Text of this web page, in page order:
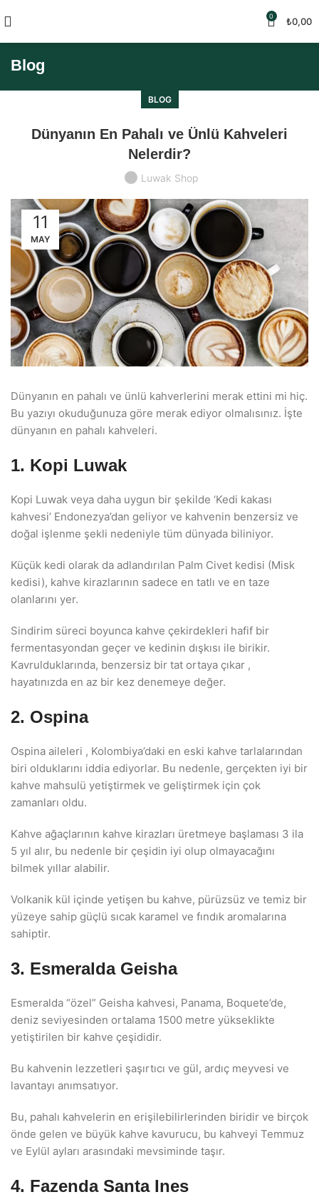
0 ₺0,00
Blog
BLOG
Dünyanın En Pahalı ve Ünlü Kahveleri
Nelerdir?
Luwak Shop
11
MAY
Dünyanın en pahalı ve ünlü kahverlerini merak ettini mi hiç.
Bu yazıyı okuduğunuza göre merak ediyor olmalısınız. İşte
dünyanın en pahalı kahveleri.
1. Kopi Luwak
Kopi Luwak veya daha uygun bir şekilde ‘Kedi kakası
kahvesi’ Endonezya’dan geliyor ve kahvenin benzersiz ve
doğal işlenme şekli nedeniyle tüm dünyada biliniyor.
Küçük kedi olarak da adlandırılan Palm Civet kedisi (Misk
kedisi), kahve kirazlarının sadece en tatlı ve en taze
olanlarını yer.
Sindirim süreci boyunca kahve çekirdekleri hafif bir
fermentasyondan geçer ve kedinin dışkısı ile birikir.
Kavrulduklarında, benzersiz bir tat ortaya çıkar ,
hayatınızda en az bir kez denemeye değer.
2. Ospina
Ospina aileleri , Kolombiya’daki en eski kahve tarlalarından
biri olduklarını iddia ediyorlar. Bu nedenle, gerçekten iyi bir
kahve mahsulü yetiştirmek ve geliştirmek için çok
zamanları oldu.
Kahve ağaçlarının kahve kirazları üretmeye başlaması 3 ila
5 yıl alır, bu nedenle bir çeşidin iyi olup olmayacağını
bilmek yıllar alabilir.
Volkanik kül içinde yetişen bu kahve, pürüzsüz ve temiz bir
yüzeye sahip güçlü sıcak karamel ve fındık aromalarına
sahiptir.
3. Esmeralda Geisha
Esmeralda “özel” Geisha kahvesi, Panama, Boquete’de,
deniz seviyesinden ortalama 1500 metre yükseklikte
yetiştirilen bir kahve çeşididir.
Bu kahvenin lezzetleri şaşırtıcı ve gül, ardıç meyvesi ve
lavantayı anımsatıyor.
Bu, pahalı kahvelerin en erişilebilirlerinden biridir ve birçok
önde gelen ve büyük kahve kavurucu, bu kahveyi Temmuz
ve Eylül ayları arasındaki mevsiminde taşır.
4. Fazenda Santa Ines